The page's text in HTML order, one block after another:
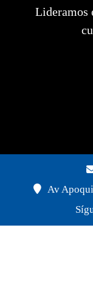
Lideramos
Av